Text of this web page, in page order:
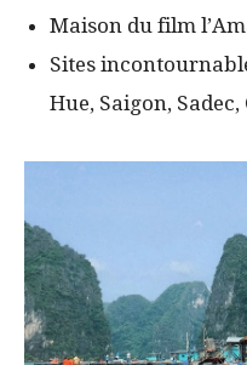
Maison du film
Sites
Hue, Saigon, Sadec,